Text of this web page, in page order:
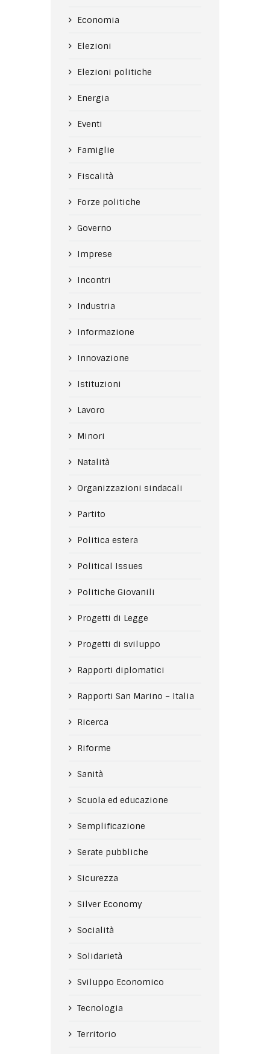
Economia
Elezioni
Elezioni politiche
Energia
Eventi
Famiglie
Fiscalità
Forze politiche
Governo
Imprese
Incontri
Industria
Informazione
Innovazione
Istituzioni
Lavoro
Minori
Natalità
Organizzazioni sindacali
Partito
Politica estera
Political Issues
Politiche Giovanili
Progetti di Legge
Progetti di sviluppo
Rapporti diplomatici
Rapporti San Marino – Italia
Ricerca
Riforme
Sanità
Scuola ed educazione
Semplificazione
Serate pubbliche
Sicurezza
Silver Economy
Socialità
Solidarietà
Sviluppo Economico
Tecnologia
Territorio